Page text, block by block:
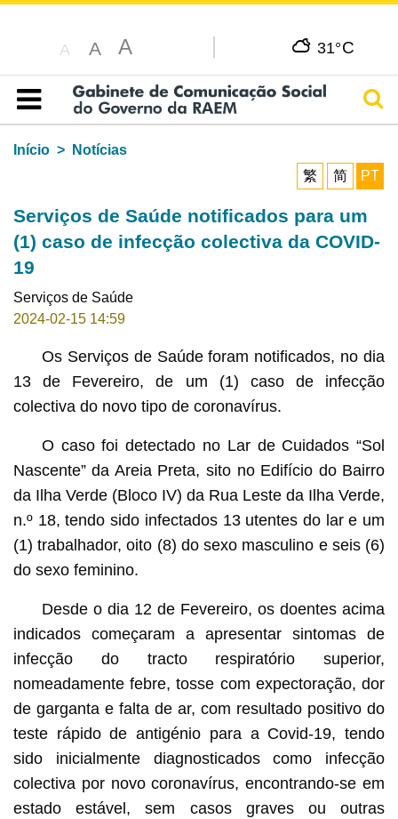
A A A 31°C
Índice
Início
Notícias
繁
简 PT
Serviços de Saúde notificados para um
(1) caso de infecção colectiva da COVID-
19
Serviços de Saúde
2024-02-15 14:59
Os Serviços de Saúde foram notificados, no dia
13 de Fevereiro, de um (1) caso de infecção
colectiva do novo tipo de coronavírus.
O caso foi detectado no Lar de Cuidados “Sol
Nascente” da Areia Preta, sito no Edifício do Bairro
da Ilha Verde (Bloco IV) da Rua Leste da Ilha Verde,
n.º 18, tendo sido infectados 13 utentes do lar e um
(1) trabalhador, oito (8) do sexo masculino e seis (6)
do sexo feminino.
Desde o dia 12 de Fevereiro, os doentes acima
indicados começaram a apresentar sintomas de
infecção do tracto respiratório superior,
nomeadamente febre, tosse com expectoração, dor
de garganta e falta de ar, com resultado positivo do
teste rápido de antigénio para a Covid-19, tendo
sido inicialmente diagnosticados como infecção
colectiva por novo coronavírus, encontrando-se em
estado estável, sem casos graves ou outras